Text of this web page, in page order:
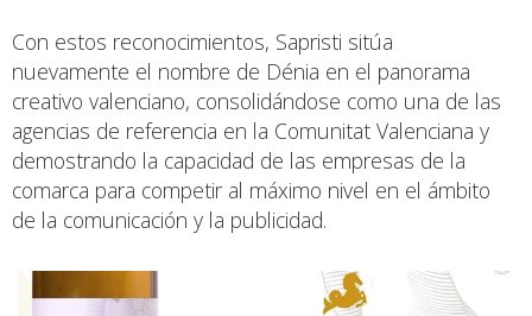
Con estos reconocimientos, Sapristi sitúa
nuevamente el nombre de Dénia en el panorama
creativo valenciano, consolidándose como una de las
agencias de referencia en la Comunitat Valenciana y
demostrando la capacidad de las empresas de la
comarca para competir al máximo nivel en el ámbito
de la comunicación y la publicidad.